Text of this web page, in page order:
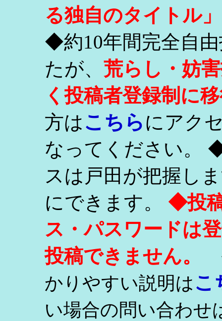
る独自のタイトル
◆約10年間完全自
たが、 荒らし・妨
く投稿者登録制に
方はこちらにアク
なってください。
スは戸田が把握し
にできます。 ◆投
ス・パスワードは
投稿できません。
かりやすい説明はこ
い場合の問い合わせ